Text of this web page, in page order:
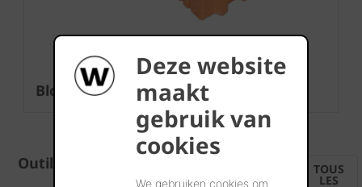
Deze website
maakt
gebruik van
cookies
We gebruiken cookies om
Bloc à coller 27N
Outils TOUS
LES